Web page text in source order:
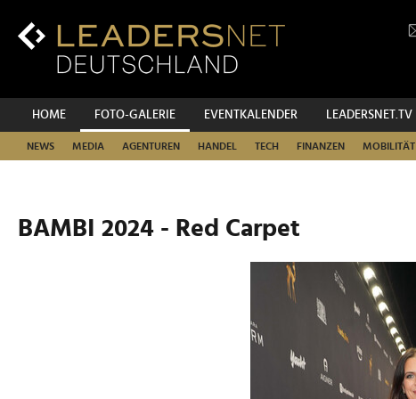
Inhalt
Hauptnavigation
HOME FOTO-GALERIE EVENTKALENDER LEADERSNET.TV
NEWS MEDIA AGENTUREN HANDEL TECH FINANZEN MOBILITÄT
BAMBI 2024 - Red Carpet